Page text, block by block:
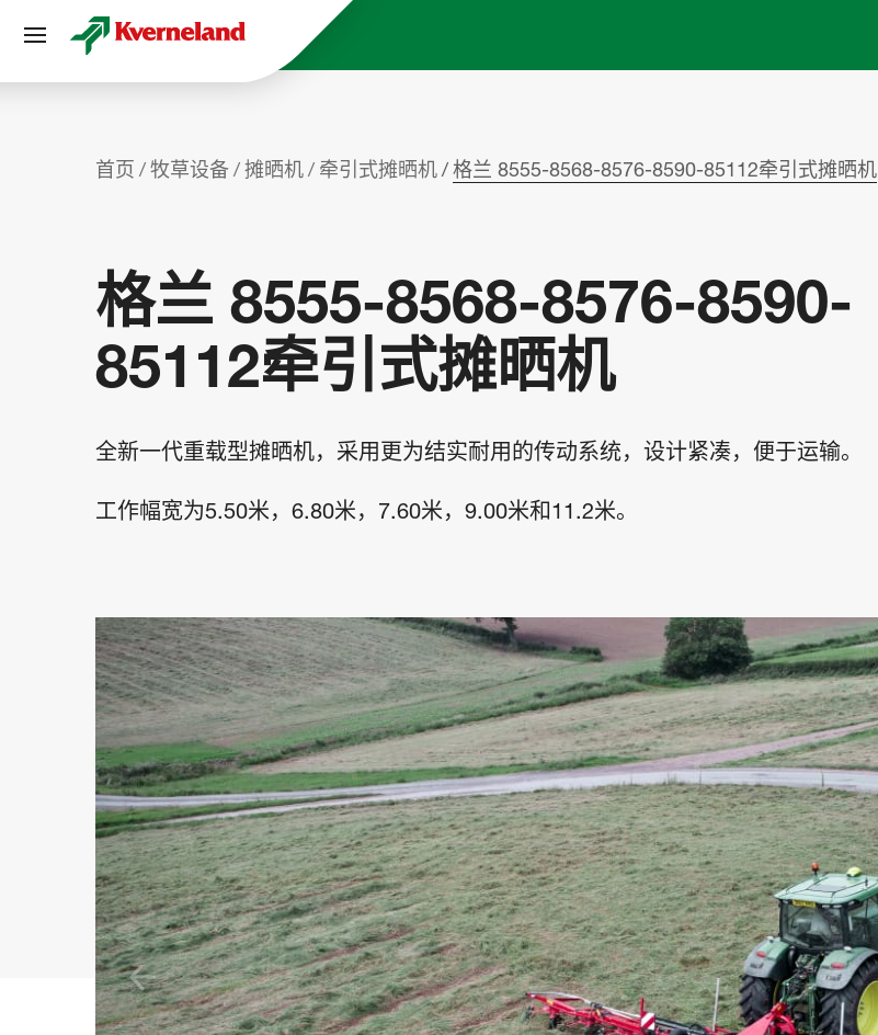
首页 牧草设备 摊晒机 牵引式摊晒机 格兰 8555-8568-8576-8590-85112牵引式摊晒机
格兰 8555-8568-8576-8590-
85112牵引式摊晒机
全新一代重载型摊晒机，采用更为结实耐用的传动系统，设计紧凑，便于运输。
工作幅宽为5.50米，6.80米，7.60米，9.00米和11.2米。
Cookie管理面板